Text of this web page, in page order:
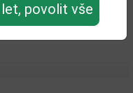
povolit vše